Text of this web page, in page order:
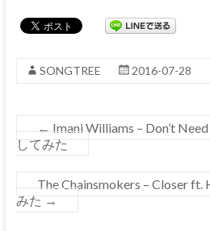
SONGTREE 2016-07-28
← Imani Williams – Don’t
してみた
The Chainsmokers – Closer ft.
みた →